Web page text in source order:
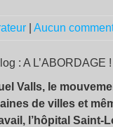
Aucun
: A L’ABORDAGE !
Valls, le
de villes et
l’hôpital